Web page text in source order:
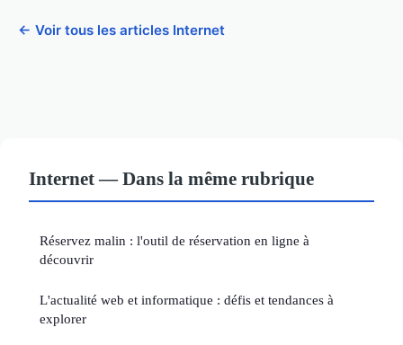
← Voir tous les articles Internet
Internet — Dans la même rubrique
Réservez malin : l'outil de réservation en ligne à
découvrir
L'actualité web et informatique : défis et tendances à
explorer